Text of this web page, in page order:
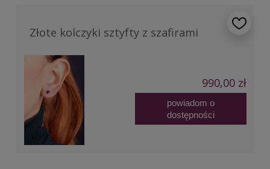
Złote kolczyki sztyfty z szafirami
990,00 zł
powiadom o
dostępności